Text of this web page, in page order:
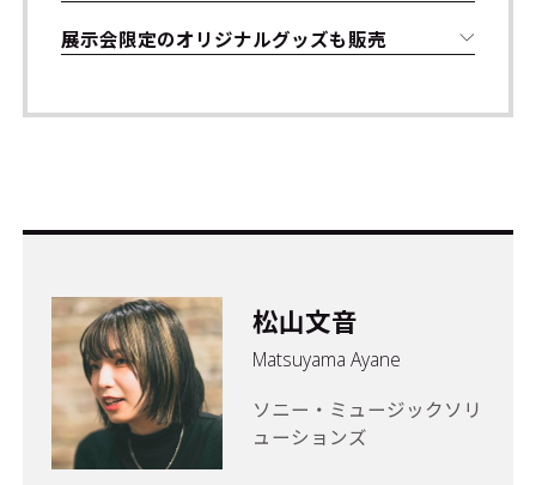
展示会限定のオリジナルグッズも販売
松山文音
Matsuyama Ayane
ソニー・ミュージックソリ
ューションズ